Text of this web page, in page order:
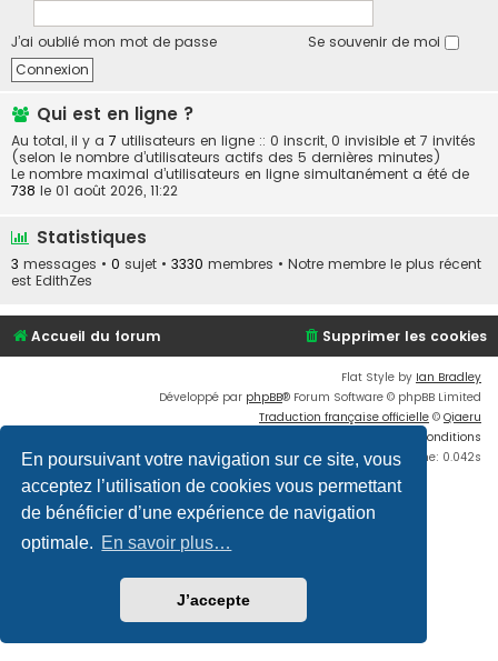
En poursuivant votre navigation sur ce site, vous
acceptez l’utilisation de cookies vous permettant
de bénéficier d’une expérience de navigation
optimale. En savoir plus…
J’accepte
J’ai oublié mon mot de passe Se souvenir de moi
Qui est en ligne ?
Au total, il y a 7 utilisateurs en ligne :: 0 inscrit, 0 invisible et 7 invités
(selon le nombre d’utilisateurs actifs des 5 dernières minutes)
Le nombre maximal d’utilisateurs en ligne simultanément a été de
738 le 01 août 2026, 11:22
Statistiques
3 messages • 0 sujet • 3330 membres • Notre membre le plus récent
est EdithZes
Accueil du forum Supprimer les cookies
Flat Style by Ian Bradley
Développé par phpBB® Forum Software © phpBB Limited
Traduction française officielle © Qiaeru
Conditions
Time: 0.042s